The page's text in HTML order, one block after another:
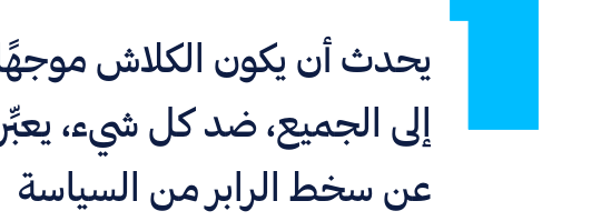
يحدث أن يكون الكلاش
إلى الجميع، ضد كل شيء، يعبِّر
عن سخط الرابر من السياسة